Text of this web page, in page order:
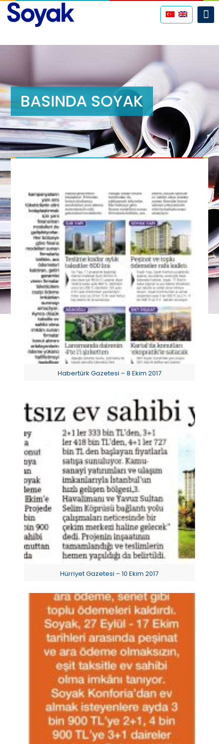
BASINDA SOYAK
Habertürk Gazetesi – 8 Ekim 2017
Hürriyet Gazetesi – 10 Ekim 2017